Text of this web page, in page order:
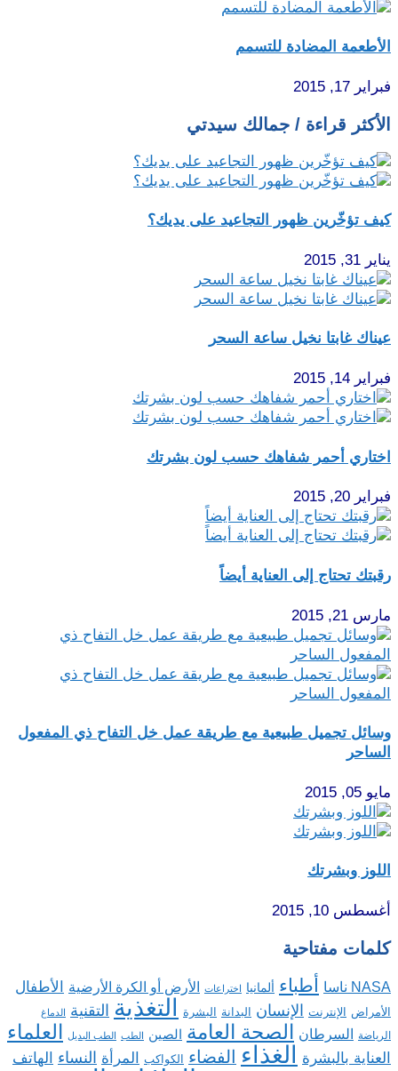
الأطعمة المضادة للتسمم
فبراير 17, 2015
الأكثر قراءة / جمالك سيدتي
كيف تؤخّرين ظهور التجاعيد على يديك؟
يناير 31, 2015
عيناك غابتا نخيل ساعة السحر
فبراير 14, 2015
اختاري أحمر شفاهك حسب لون بشرتك
فبراير 20, 2015
رقبتك تحتاج إلى العناية أيضاً
مارس 21, 2015
وسائل تجميل طبيعية مع طريقة عمل خل التفاح ذي المفعول
الساحر
مايو 05, 2015
اللوز وبشرتك
أغسطس 10, 2015
كلمات مفتاحية
NASA ناسا أطباء ألمانيا اختراعات الأرض أو الكرة الأرضية الأطفال
الأمراض الإنترنت الإنسان البدانة البشرة التغذية التقنية الدماغ
الرياضة السرطان الصحة العامة الصين الطب الطب البديل العلماء
العناية بالبشرة الغذاء الفضاء الكواكب المرأة النساء الهاتف